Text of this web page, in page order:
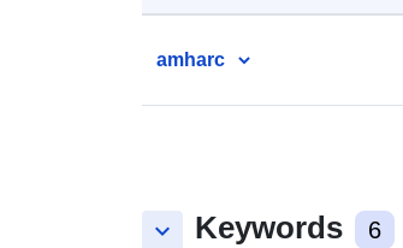
amharc
keyboard_arrow_down Keywords 6